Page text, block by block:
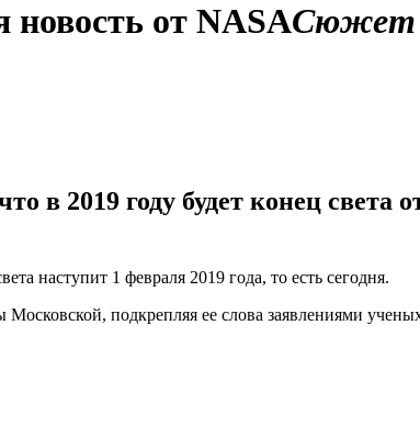
новость от NASAСюжет
в 2019 году будет конец света
наступит 1 февраля 2019 года, то есть сегодня.
подкрепляя ее слова заявлениями